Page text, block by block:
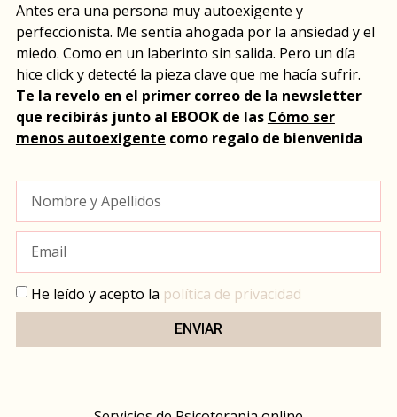
Antes era una persona muy autoexigente y
perfeccionista. Me sentía ahogada por la ansiedad y el
miedo. Como en un laberinto sin salida. Pero un día
hice click y detecté la pieza clave que me hacía sufrir.
Te la revelo en el primer correo de la newsletter
que recibirás junto al EBOOK de las Cómo ser
menos autoexigente como regalo de bienvenida
He leído y acepto la política de privacidad
ENVIAR